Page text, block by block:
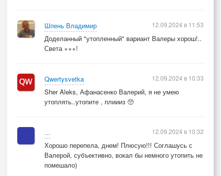
Шпень Владимир
Доделанный "утопленный" вариант Валеры хорош!..
Света +++!
12.09.2024 в 11:53
Qwertysvetka
Sher Aleks, Афанасенко Валерий, я не умею
утоплять..утопите , плиииз 🥺
12.09.2024 в 10:33
...
Хорошо перепела, днем! Плюсую!!! Соглашусь с
Валерой, субъективно, вокал бы немного утопить не
помешало)
12.09.2024 в 10:32